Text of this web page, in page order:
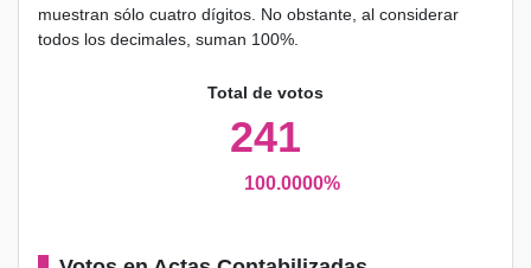
muestran sólo cuatro dígitos. No obstante, al considerar
todos los decimales, suman 100%.
Total de votos
241
100.0000%